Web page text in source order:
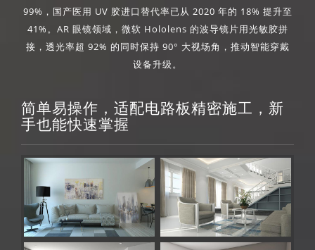
99%，国产医用 UV 胶进口替代率已从 2020 年的 18% 提升至
41%。AR 眼镜领域，微软 Hololens 的波导镜片用光敏胶拼
接，透光率超 92% 的同时保持 90° 大视场角，推动智能穿戴
设备升级。
简单易操作，适配电路板精密施工，新
手也能快速掌握